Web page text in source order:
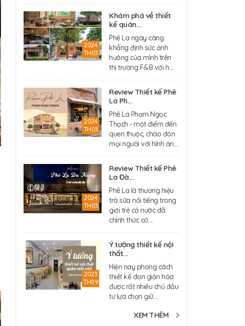
2024
TH03
Khám phá về thiết
kế quán...
Phê La ngày càng
khẳng định sức ảnh
hưởng của mình trên
thị trường F&B với h....
2024
TH03
Review Thiết kế Phê
La Ph...
Phê La Phạm Ngọc
Thạch - một điểm đến
quen thuộc, chào đón
mọi người với hình ản....
2024
TH03
Review Thiết kế Phê
La Đà...
Phê La là thương hiệu
trà sữa nổi tiếng trong
giới trẻ cả nước đã
chính thức có....
2023
TH09
Ý tưởng thiết kế nội
thất...
Hiện nay phong cách
thiết kế đơn giản hóa
được rất nhiều chủ đầu
tư lựa chọn giữ....
XEM THÊM